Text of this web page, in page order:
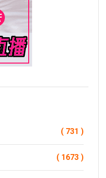
( 731 )
( 1673 )